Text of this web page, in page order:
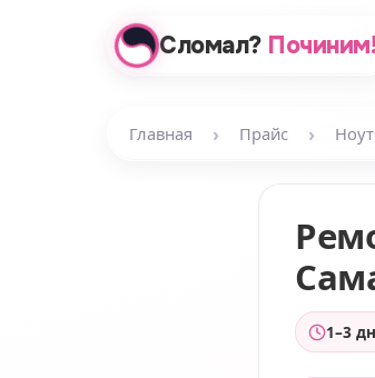
Сломал? Починим!
Главная › Прайс ›
1–3